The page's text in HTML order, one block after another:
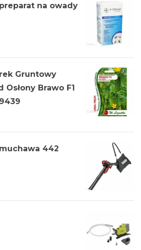
na owady
Gruntowy
Brawo F1
442